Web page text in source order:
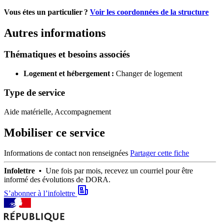
Vous étes un particulier ? Voir les coordonnées de la structure
Autres informations
Thématiques et besoins associés
Logement et hébergement : Changer de logement
Type de service
Aide matérielle, Accompagnement
Mobiliser ce service
Informations de contact non renseignées Partager cette fiche
Infolettre • Une fois par mois, recevez un courriel pour être
informé des évolutions de DORA.
S’abonner à l’infolettre